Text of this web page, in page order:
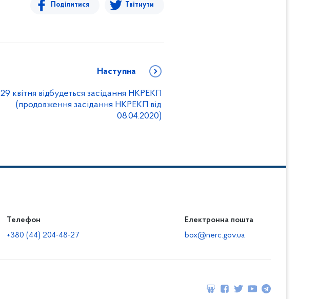
Поділитися Твітнути
Наступна
29 квітня відбудеться засідання НКРЕКП
(продовження засідання НКРЕКП від
08.04.2020)
Телефон
+380 (44) 204-48-27
Електронна пошта
box@nerc.gov.ua